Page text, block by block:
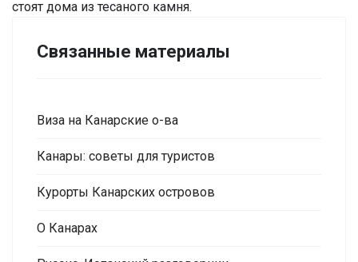
стоят дома из тесаного камня.
Связанные материалы
Виза на Канарские о-ва
Канары: советы для туристов
Курорты Канарских островов
О Канарах